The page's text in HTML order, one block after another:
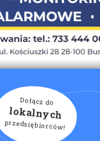
Dołącz do
lokalnych
przedsiębiorców!